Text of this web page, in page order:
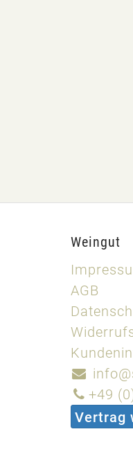
Weingut
AGB
+49
Vertrag